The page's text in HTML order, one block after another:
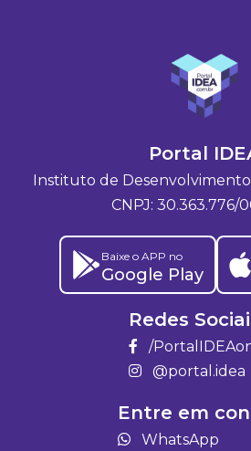
Portal
Instituto de
CNPJ: 30.363.776/
Baixe o APP no
Google Play
Redes
/
@portal.idea
Entre em
WhatsApp